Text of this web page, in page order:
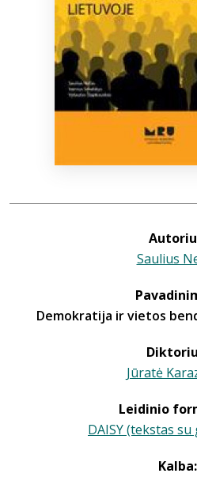
Saulius
Demokratija ir vietos
Jūratė
Leidinio
DAISY (tekstas
Kalba: